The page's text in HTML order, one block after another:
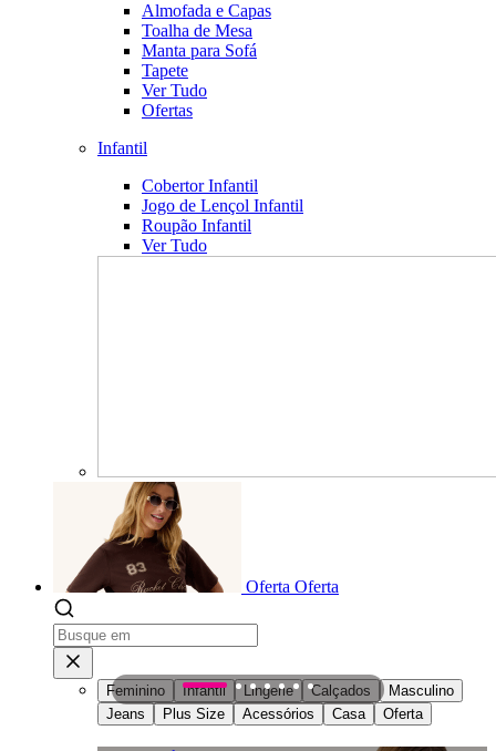
Almofada e Capas
Toalha de Mesa
Manta para Sofá
Tapete
Ver Tudo
Ofertas
Infantil
Cobertor Infantil
Jogo de Lençol Infantil
Roupão Infantil
Ver Tudo
Oferta Oferta
Feminino Infantil Lingerie Calçados
Masculino
Jeans
Plus Size Acessórios Casa Oferta
1 2 3 4 5 6 7